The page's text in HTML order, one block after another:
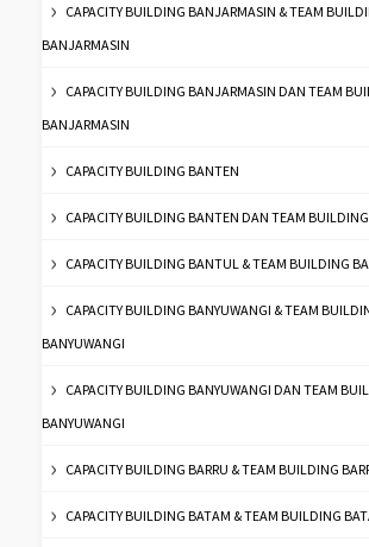
CAPACITY BUILDING BANJARMASIN & TEAM
BANJARMASIN
CAPACITY BUILDING BANJARMASIN DAN TEAM
BANJARMASIN
CAPACITY BUILDING BANTEN
CAPACITY BUILDING BANTEN DAN TEAM
CAPACITY BUILDING BANTUL & TEAM BUILDING
CAPACITY BUILDING BANYUWANGI & TEAM
BANYUWANGI
CAPACITY BUILDING BANYUWANGI DAN TEAM
BANYUWANGI
CAPACITY BUILDING BARRU & TEAM BUILDING
CAPACITY BUILDING BATAM & TEAM BUILDING